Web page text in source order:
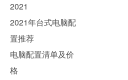
2021
2021年台式电脑配
置推荐
电脑配置清单及价
格